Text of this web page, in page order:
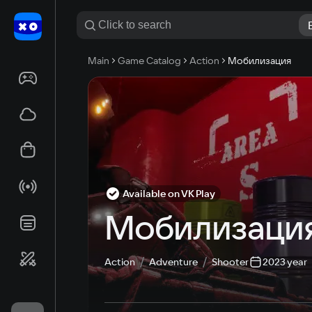
Main Game Catalog Action Мобилизация
Available on VK Play
Action Adventure Shooter 2023 year